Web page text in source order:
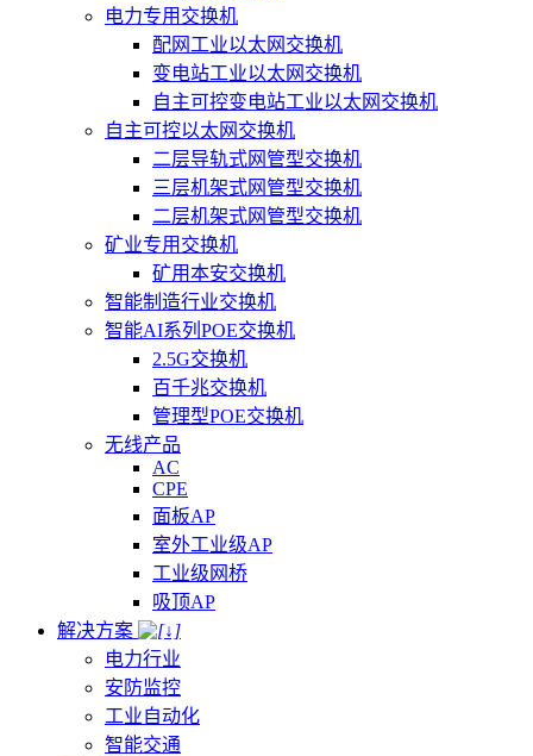
电力专用交换机
配网工业以太网交换机
变电站工业以太网交换机
自主可控变电站工业以太网交换机
自主可控以太网交换机
二层导轨式网管型交换机
三层机架式网管型交换机
二层机架式网管型交换机
矿业专用交换机
矿用本安交换机
智能制造行业交换机
智能AI系列POE交换机
2.5G交换机
百千兆交换机
管理型POE交换机
无线产品
AC
CPE
面板AP
室外工业级AP
工业级网桥
吸顶AP
解决方案
电力行业
安防监控
工业自动化
智能交通